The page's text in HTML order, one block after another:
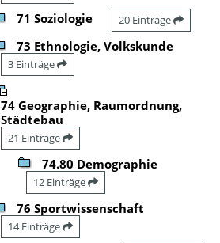
71 Soziologie 20 Einträge
73 Ethnologie, Volkskunde
3 Einträge
74 Geographie, Raumordnung,
Städtebau
21 Einträge
74.80 Demographie
12 Einträge
76 Sportwissenschaft
14 Einträge